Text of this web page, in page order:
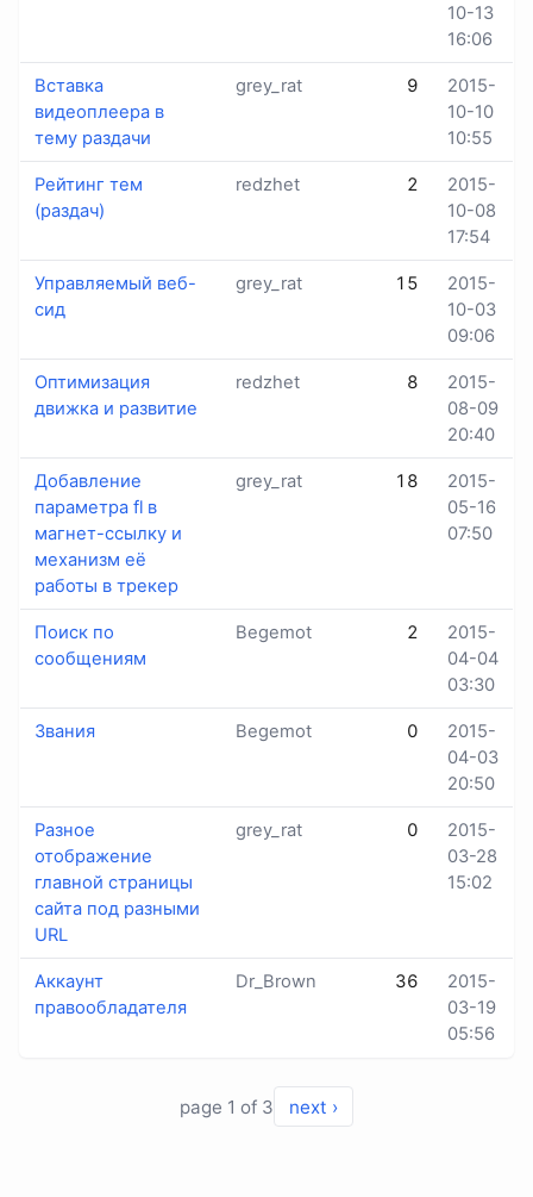
10-13
16:06
Вставка
видеоплеера в
тему раздачи
grey_rat 9
2015-
10-10
10:55
Рейтинг тем
(раздач)
redzhet 2
2015-
10-08
17:54
Управляемый веб-
сид
grey_rat 15
2015-
10-03
09:06
Оптимизация
движка и развитие
redzhet 8
2015-
08-09
20:40
Добавление
параметра fl в
магнет-ссылку и
механизм её
работы в трекер
grey_rat 18
2015-
05-16
07:50
Поиск по
сообщениям
Begemot 2
2015-
04-04
03:30
Звания Begemot 0
2015-
04-03
20:50
Разное
отображение
главной страницы
сайта под разными
URL
grey_rat 0
2015-
03-28
15:02
Аккаунт
правообладателя
Dr_Brown 36
2015-
03-19
05:56
page 1 of 3 next ›